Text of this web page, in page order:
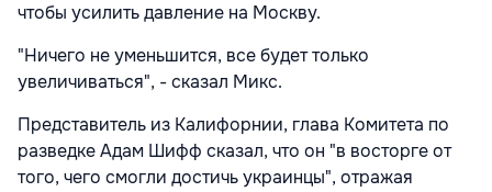
чтобы усилить давление на Москву.
"Ничего не уменьшится, все будет только
увеличиваться", - сказал Микс.
Представитель из Калифорнии, глава Комитета по
разведке Адам Шифф сказал, что он "в восторге от
того, чего смогли достичь украинцы", отражая